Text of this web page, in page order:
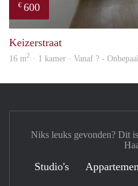
€ 600
Keizerstraat
16 m2 · 1 kamer · Vanaf ? -
Niks leuks gevonden? Dit
Studio's